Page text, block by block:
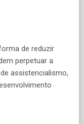
de reduzir
perpetuar a
assistencialismo,